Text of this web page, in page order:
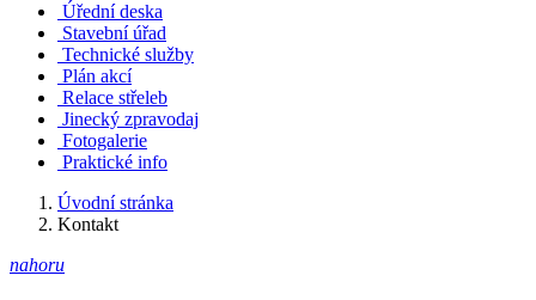
Úřední deska
Stavební úřad
Technické služby
Plán akcí
Relace střeleb
Jinecký zpravodaj
Fotogalerie
Praktické info
Úvodní stránka
Kontakt
nahoru